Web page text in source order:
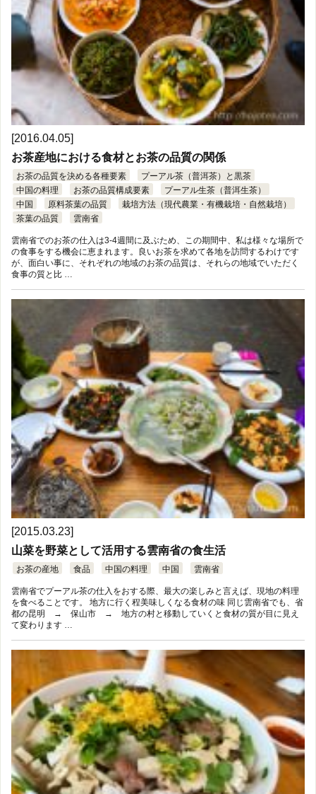
[2016.04.05]
お茶産地における食材とお茶の品質の関係
お茶の品質を決める各種要素
プーアル茶（普洱茶）と黒茶
中国の料理
お茶の品質構成要素
プーアル生茶（普洱生茶）
中国
原料茶葉の品質
栽培方法（現代農業・有機栽培・自然栽培）
茶葉の品質
雲南省
雲南省でのお茶の仕入は3-4週間に及ぶため、この期間中、私は様々な場所で
の食事をする機会に恵まれます。良いお茶を求めて各地を訪問するわけです
が、面白い事に、それぞれの地域のお茶の品質は、それらの地域でいただく
食事の質と比 …
[2015.03.23]
山菜を野菜として活用する雲南省の食生活
お茶の産地 食品 中国の料理 中国 雲南省
雲南省でプーアル茶の仕入をおする際、最大の楽しみと言えば、現地の料理
を食べることです。 地方に行く程美味しくなる食材の味 同じ雲南省でも、省
都の昆明 → 保山市 → 地方の村と移動していくと食材の質が目に見え
て変わります …